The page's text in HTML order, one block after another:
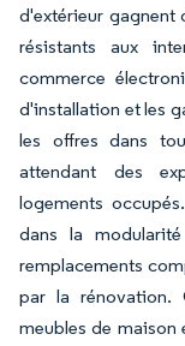
d'extérieur gagnent
résistants aux
commerce
d'installation et les
les offres dans
attendant des
logements
dans la
remplacements
par la rénovation.
meubles de maison